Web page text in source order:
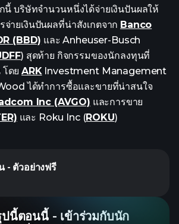
บริษัทจำนวนหนึ่งได้จ่ายเงินปันผลให้
ายเงินปันผลที่น่าสังเกตจาก Banco
(BBD) และ Anheuser-Busch
) สุดท้าย กิจกรรมของนักลงทุนที่
โดยARKInvestment Management
ได้ทำการซื้อและขายที่น่าสนใจ
Inc (AVGO) และการขาย
และ Roku Inc (ROKU)
- ตัวอย่างฟรี
ปนี้ตอนนี้ - เข้าร่วมกับนัก